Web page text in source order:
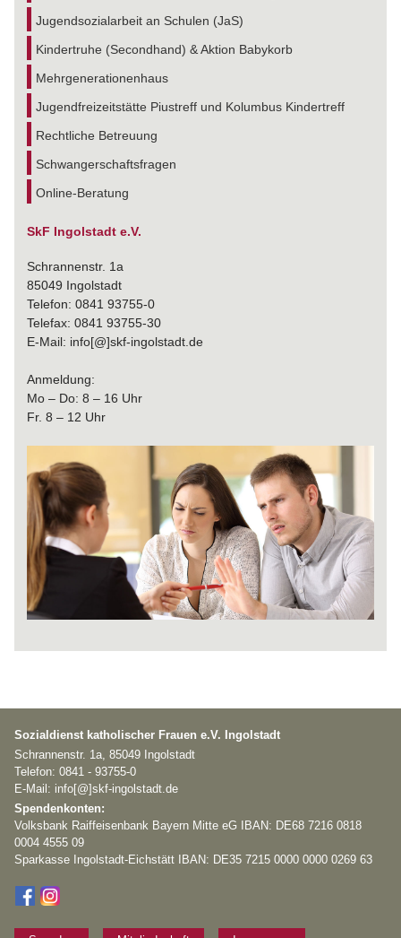
Jugendsozialarbeit an Schulen (JaS)
Kindertruhe (Secondhand) & Aktion Babykorb
Mehrgenerationenhaus
Jugendfreizeitstätte Piustreff und Kolumbus Kindertreff
Rechtliche Betreuung
Schwangerschaftsfragen
Online-Beratung
SkF Ingolstadt e.V.
Schrannenstr. 1a
85049 Ingolstadt
Telefon: 0841 93755-0
Telefax: 0841 93755-30
E-Mail: info[@]skf-ingolstadt.de
Anmeldung:
Mo – Do: 8 – 16 Uhr
Fr. 8 – 12 Uhr
Sozialdienst katholischer Frauen e.V. Ingolstadt
Schrannenstr. 1a, 85049 Ingolstadt
Telefon: 0841 - 93755-0
E-Mail: info[@]skf-ingolstadt.de
Spendenkonten:
Volksbank Raiffeisenbank Bayern Mitte eG IBAN: DE68 7216 0818
0004 4555 09
Sparkasse Ingolstadt-Eichstätt IBAN: DE35 7215 0000 0000 0269 63